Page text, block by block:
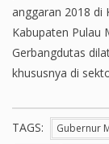
anggaran 2018 di
Kabupaten Pulau
Gerbangdutas
khususnya di
TAGS: Gubernur